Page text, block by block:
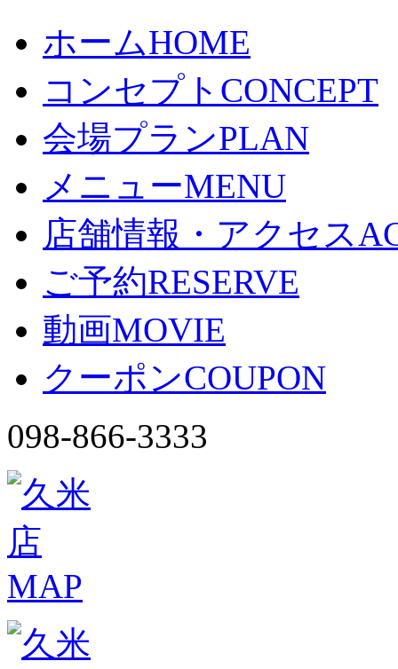
ホームHOME
コンセプト CONCEPT
会場プランPLAN
メニューMENU
店舗情報・アクセス
ご予約RESERVE
動画MOVIE
クーポンCOUPON
098-866-3333